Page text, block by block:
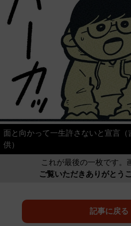
面と向かって一生許さないと宣言（
供）
これが最後の一枚です。
ご覧いただきありがとう
記事に戻る